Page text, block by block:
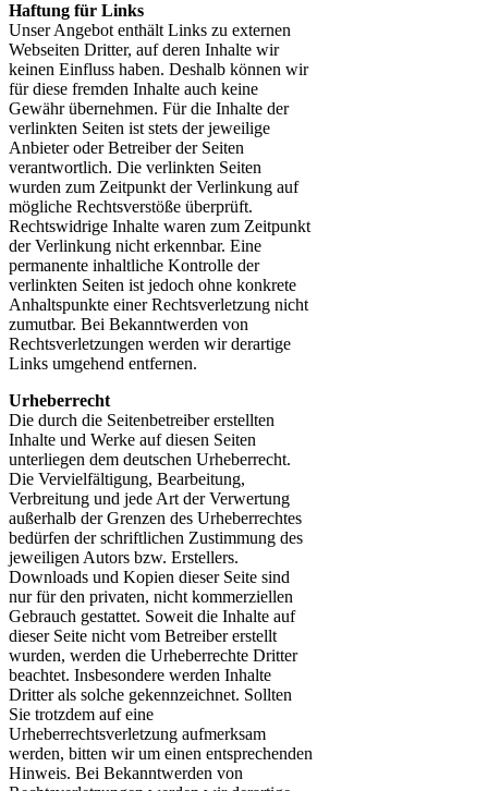
Haftung für Links
Unser Angebot enthält Links zu externen
Webseiten Dritter, auf deren Inhalte wir
keinen Einfluss haben. Deshalb können wir
für diese fremden Inhalte auch keine
Gewähr übernehmen. Für die Inhalte der
verlinkten Seiten ist stets der jeweilige
Anbieter oder Betreiber der Seiten
verantwortlich. Die verlinkten Seiten
wurden zum Zeitpunkt der Verlinkung auf
mögliche Rechtsverstöße überprüft.
Rechtswidrige Inhalte waren zum Zeitpunkt
der Verlinkung nicht erkennbar. Eine
permanente inhaltliche Kontrolle der
verlinkten Seiten ist jedoch ohne konkrete
Anhaltspunkte einer Rechtsverletzung nicht
zumutbar. Bei Bekanntwerden von
Rechtsverletzungen werden wir derartige
Links umgehend entfernen.
Urheberrecht
Die durch die Seitenbetreiber erstellten
Inhalte und Werke auf diesen Seiten
unterliegen dem deutschen Urheberrecht.
Die Vervielfältigung, Bearbeitung,
Verbreitung und jede Art der Verwertung
außerhalb der Grenzen des Urheberrechtes
bedürfen der schriftlichen Zustimmung des
jeweiligen Autors bzw. Erstellers.
Downloads und Kopien dieser Seite sind
nur für den privaten, nicht kommerziellen
Gebrauch gestattet. Soweit die Inhalte auf
dieser Seite nicht vom Betreiber erstellt
wurden, werden die Urheberrechte Dritter
beachtet. Insbesondere werden Inhalte
Dritter als solche gekennzeichnet. Sollten
Sie trotzdem auf eine
Urheberrechtsverletzung aufmerksam
werden, bitten wir um einen entsprechenden
Hinweis. Bei Bekanntwerden von